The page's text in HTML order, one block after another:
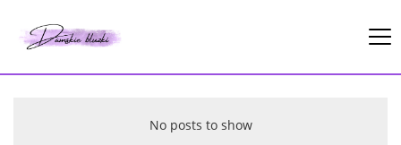
No posts to show